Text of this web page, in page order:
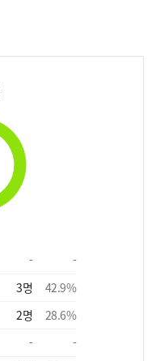
-
-
3명 42.9%
2명 28.6%
-
-